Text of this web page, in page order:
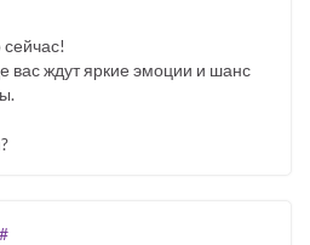
вас ждут яркие эмоции и шанс
#